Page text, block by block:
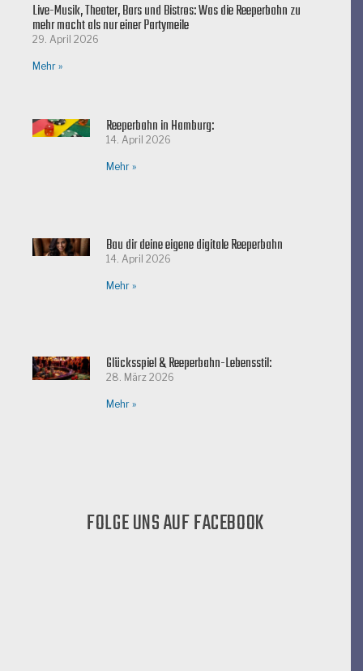
Live-Musik, Theater, Bars und Bistros: Was die Reeperbahn zu
mehr macht als nur einer Partymeile
29. April 2026
Mehr »
Reeperbahn in Hamburg:
14. April 2026
Mehr »
Bau dir deine eigene digitale Reeperbahn
14. April 2026
Mehr »
Glücksspiel & Reeperbahn-Lebensstil:
28. März 2026
Mehr »
FOLGE UNS AUF FACEBOOK